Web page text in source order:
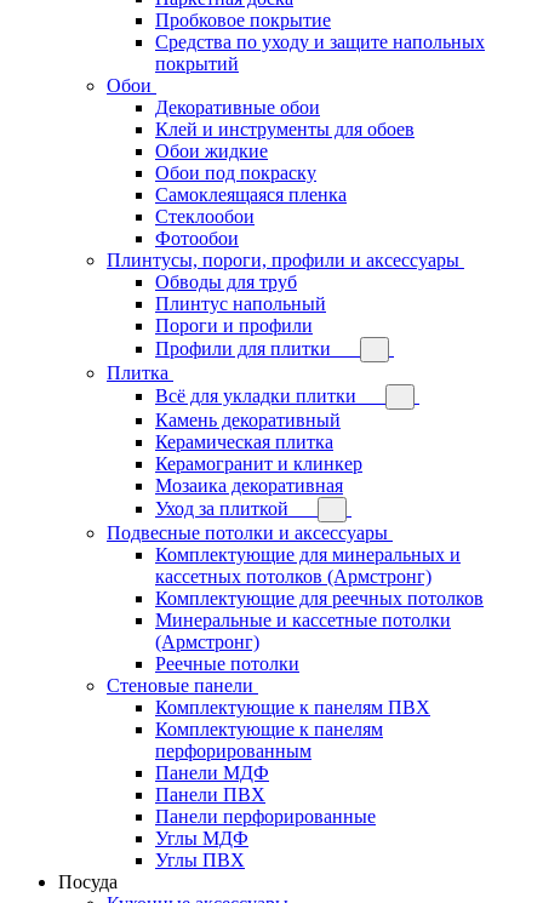
Пробковое покрытие
Средства по уходу и защите напольных
покрытий
Обои
Декоративные обои
Клей и инструменты для обоев
Обои жидкие
Обои под покраску
Самоклеящаяся пленка
Стеклообои
Фотообои
Плинтусы, пороги, профили и аксессуары
Обводы для труб
Плинтус напольный
Пороги и профили
Профили для плитки
Плитка
Всё для укладки плитки
Камень декоративный
Керамическая плитка
Керамогранит и клинкер
Мозаика декоративная
Уход за плиткой
Подвесные потолки и аксессуары
Комплектующие для минеральных и
кассетных потолков (Армстронг)
Комплектующие для реечных потолков
Минеральные и кассетные потолки
(Армстронг)
Реечные потолки
Стеновые панели
Комплектующие к панелям ПВХ
Комплектующие к панелям
перфорированным
Панели МДФ
Панели ПВХ
Панели перфорированные
Углы МДФ
Углы ПВХ
Посуда